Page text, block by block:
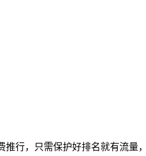
行，只需保护好排名就有流量